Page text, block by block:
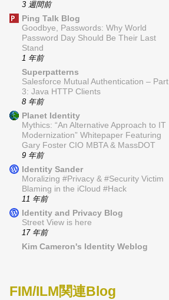
3 週間前
Ping Talk Blog
Goodbye, Passwords: Why World
Password Day Should Be Their Last
Stand
1 年前
Superpatterns
Salesforce Mutual Authentication – Part
3: Java HTTP Clients
8 年前
Planet Identity
Mythics: “An Alternative Approach to IT
Modernization” Whitepaper Featuring
Gary Foster CIO MBTA & MassDOT
9 年前
Identity Sander
Moralizing #Privacy & #Security Victim
Blaming in the iCloud #Hack
11 年前
Identity and Privacy Blog
Street View is here
17 年前
Kim Cameron's Identity Weblog
FIM/ILM関連Blog